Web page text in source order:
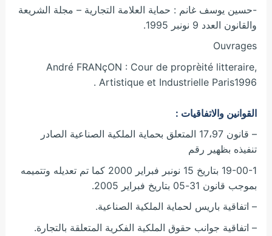
-حسين يوسف غانم : حماية العلامة التجارية – مجلة الشريعة
والقانون العدد 9 نونبر 1995.
Ouvrages
André FRANçON : Cour de proprèité litteraire,
Artistique et Industrielle Paris1996 .
القوانين والاتفاقيات :
– قانون 17،97 المتعلق بحماية الملكية الصناعية الصادر
تنفيذه بظهير رقم
19-00-1 بتاريخ 15 نونبر فبراير 2000 كما تم تعديله وتتميمه
بموجب قانون 31-05 بتاريخ فبراير 2005.
– اتفاقية باريس لحماية الملكية الصناعية.
– اتفاقية جوانب حقوق الملكية الفكرية المتعلقة بالتجارة.